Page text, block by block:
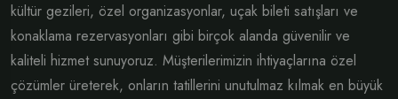
kültür gezileri, özel organizasyonlar, uçak bileti satışları ve
konaklama rezervasyonları gibi birçok alanda güvenilir ve
kaliteli hizmet sunuyoruz. Müşterilerimizin ihtiyaçlarına özel
çözümler üreterek, onların tatillerini unutulmaz kılmak en büyük